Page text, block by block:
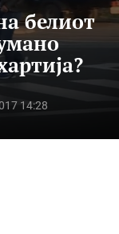
белиот
14:28